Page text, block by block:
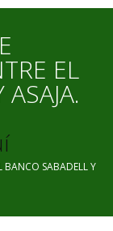
EL
SABADELL Y